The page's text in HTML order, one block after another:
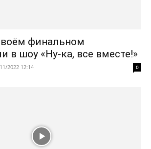
финальном
в шоу «Ну-ка, все вместе!»
2022 12:14 0